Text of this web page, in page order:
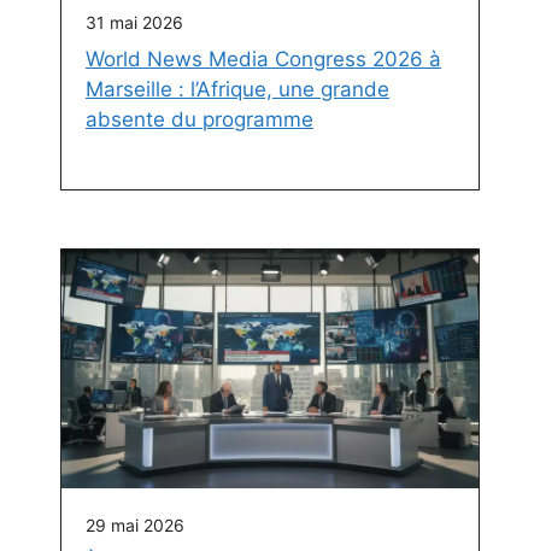
31 mai 2026
World News Media Congress 2026 à
Marseille : l’Afrique, une grande
absente du programme
29 mai 2026